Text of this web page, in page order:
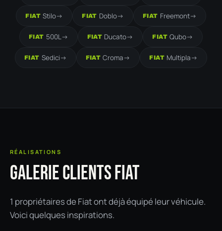
FIAT Stilo-> FIAT Doblo-> FIAT Freemont->
FIAT 500L-> FIAT Ducato-> FIAT Qubo->
FIAT Sedici-> FIAT Croma-> FIAT Multipla->
RÉALISATIONS
GALERIE CLIENTS FIAT
1 propriétaires de Fiat ont déjà équipé leur véhicule.
Voici quelques inspirations.